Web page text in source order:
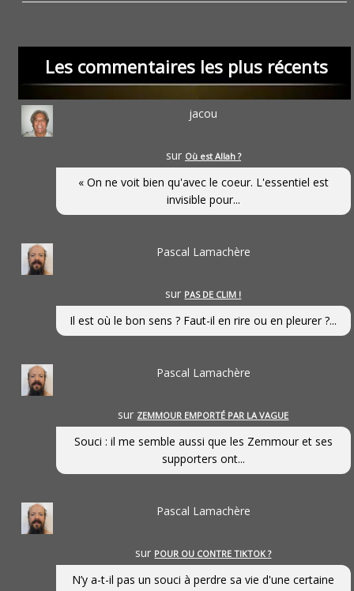
Les commentaires les plus récents
jacou
sur Où est Allah ?
« On ne voit bien qu'avec le coeur. L'essentiel est
invisible pour...
Pascal Lamachère
sur PAS DE CLIM !
Il est où le bon sens ? Faut-il en rire ou en pleurer ?...
Pascal Lamachère
sur ZEMMOUR EMPORTÉ PAR LA VAGUE
Souci : il me semble aussi que les Zemmour et ses
supporters ont...
Pascal Lamachère
sur POUR OU CONTRE TIKTOK ?
N’y a-t-il pas un souci à perdre sa vie d'une certaine